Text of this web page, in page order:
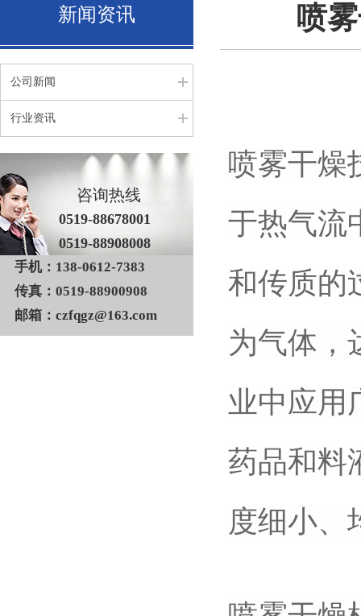
新闻资讯
公司新闻
行业资讯
咨询热线
0519-88678001
0519-88908008
手机：138-0612-7383
传真：0519-88900908
邮箱：czfqgz@163.com
喷
喷雾干燥
于热气流
和传质的
为气体，
业中应用
药品和料
度细小、